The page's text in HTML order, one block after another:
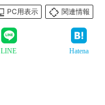
PC用表示
関連情報
LINE Hatena